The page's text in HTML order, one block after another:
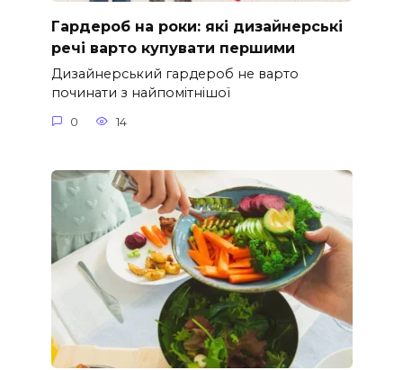
Гардероб на роки: які дизайнерські
речі варто купувати першими
Дизайнерський гардероб не варто
починати з найпомітнішої
0 14